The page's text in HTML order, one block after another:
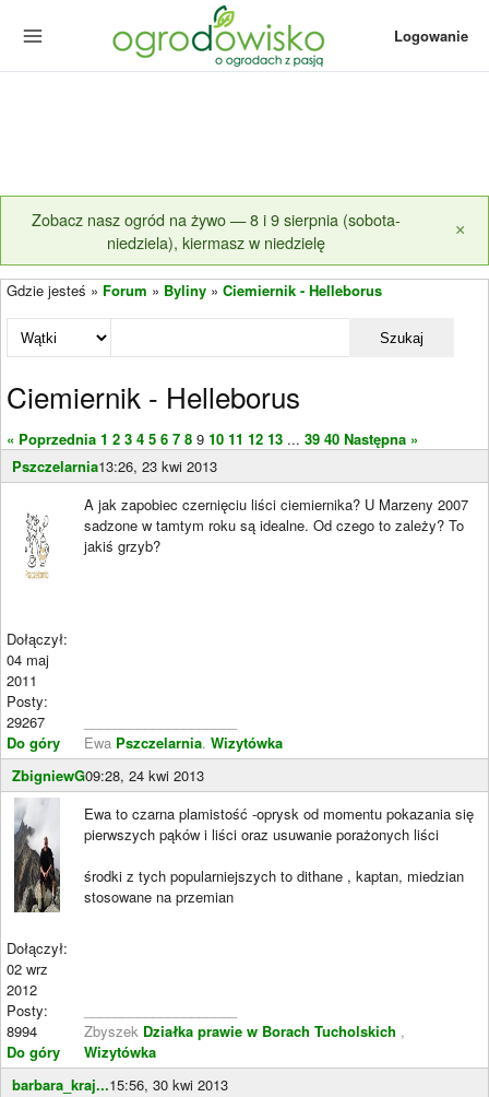
Logowanie
Zobacz nasz ogród na żywo — 8 i 9 sierpnia (sobota-
niedziela), kiermasz w niedzielę
×
Gdzie jesteś » Forum » Byliny » Ciemiernik - Helleborus
Szukaj
Ciemiernik - Helleborus
« Poprzednia 1 2 3 4 5 6 7 8 9 10 11 12 13 ... 39 40 Następna »
Pszczelarnia13:26, 23 kwi 2013
Dołączył:
04 maj
2011
Posty:
29267
Do góry
A jak zapobiec czernięciu liści ciemiernika? U Marzeny 2007
sadzone w tamtym roku są idealne. Od czego to zależy? To
jakiś grzyb?
Ewa Pszczelarnia. Wizytówka
ZbigniewG09:28, 24 kwi 2013
Dołączył:
02 wrz
2012
Posty:
8994
Do góry
Ewa to czarna plamistość -oprysk od momentu pokazania się
pierwszych pąków i liści oraz usuwanie porażonych liści
środki z tych popularniejszych to dithane , kaptan, miedzian
stosowane na przemian
Zbyszek Działka prawie w Borach Tucholskich ,
Wizytówka
barbara_kraj...15:56, 30 kwi 2013